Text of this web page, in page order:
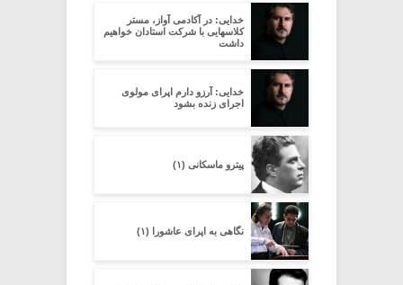
خدایی: در آکادمی آواز، مستر
کلاسهایی با شرکت استادان خواهیم
داشت
خدایی: آرزو دارم اپرای مولوی
اجرای زنده بشود
پیترو ماسکانی (۱)
نگاهی به اپرای عاشورا (۱)